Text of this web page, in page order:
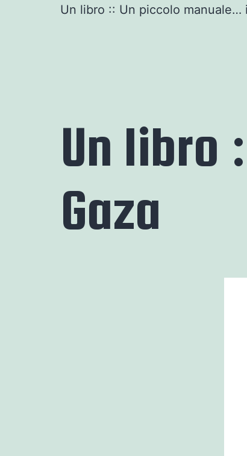
Un libro :: Un piccolo manuale…
Un libro
Gaza